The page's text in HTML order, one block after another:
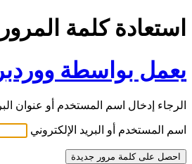
استعادة كلمة المرور
يعمل بواسطة
الرجاء إدخال اسم المستخدم أو عنوان
اسم المستخدم أو البريد الإلكتروني